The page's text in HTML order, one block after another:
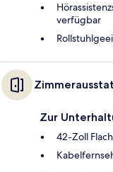
verfügbar
Zur
42-Zoll